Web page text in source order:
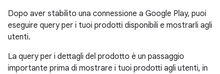
Dopo aver stabilito una connessione a Google Play, puoi
eseguire query per i tuoi prodotti disponibili e mostrarli agli
utenti.
La query per i dettagli del prodotto è un passaggio
importante prima di mostrare i tuoi prodotti agli utenti, in